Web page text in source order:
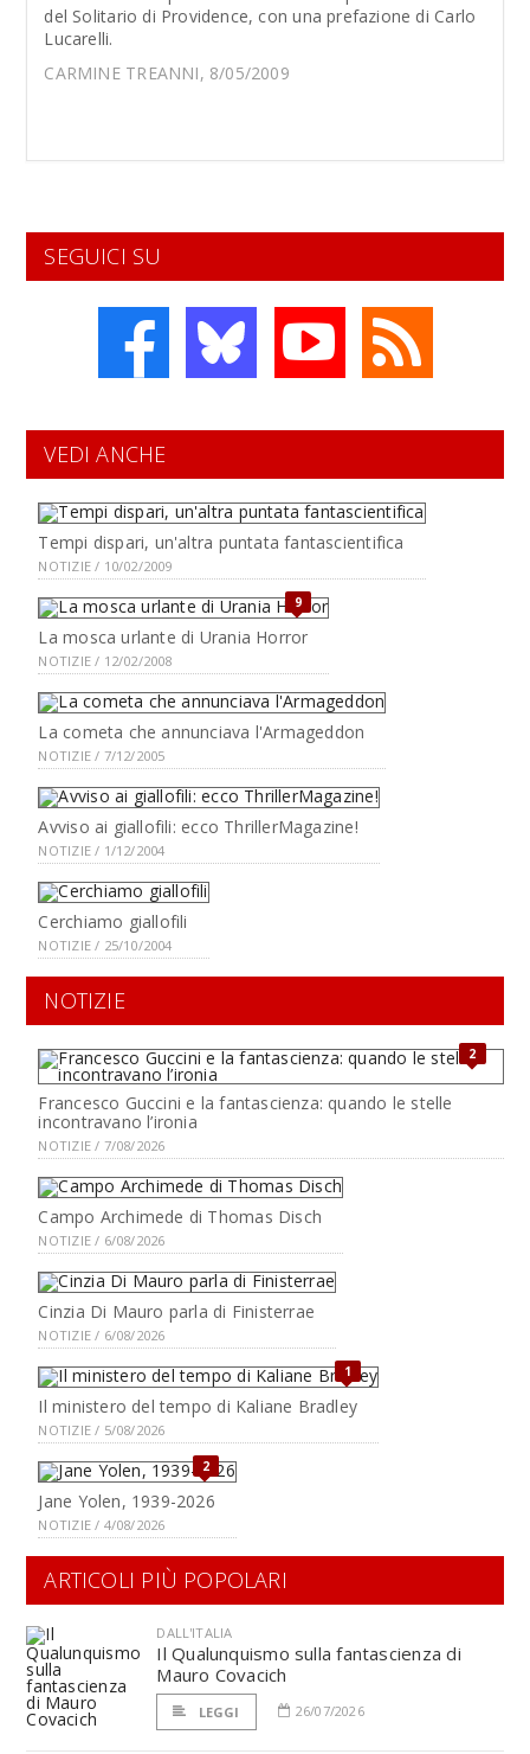
del Solitario di Providence, con una prefazione di Carlo
Lucarelli.
CARMINE TREANNI, 8/05/2009
SEGUICI SU
VEDI ANCHE
Tempi dispari, un'altra puntata fantascientifica
NOTIZIE / 10/02/2009
9
La mosca urlante di Urania Horror
NOTIZIE / 12/02/2008
La cometa che annunciava l'Armageddon
NOTIZIE / 7/12/2005
Avviso ai giallofili: ecco ThrillerMagazine!
NOTIZIE / 1/12/2004
Cerchiamo giallofili
NOTIZIE / 25/10/2004
NOTIZIE
2
Francesco Guccini e la fantascienza: quando le stelle
incontravano l’ironia
NOTIZIE / 7/08/2026
Campo Archimede di Thomas Disch
NOTIZIE / 6/08/2026
Cinzia Di Mauro parla di Finisterrae
NOTIZIE / 6/08/2026
1
Il ministero del tempo di Kaliane Bradley
NOTIZIE / 5/08/2026
2
Jane Yolen, 1939-2026
NOTIZIE / 4/08/2026
ARTICOLI PIÙ POPOLARI
DALL'ITALIA
Il Qualunquismo sulla fantascienza di
Mauro Covacich
LEGGI 26/07/2026